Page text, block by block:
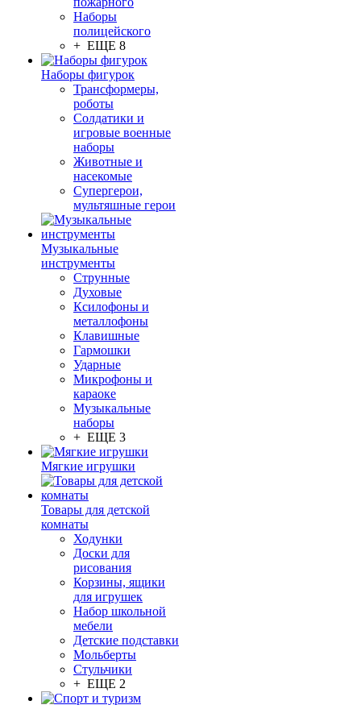
Наборы
полицейского
+ ЕЩЕ 8
Наборы фигурок
Трансформеры,
роботы
Солдатики и
игровые военные
наборы
Животные и
насекомые
Супергерои,
мультяшные герои
Музыкальные
инструменты
Струнные
Духовые
Ксилофоны и
металлофоны
Клавишные
Гармошки
Ударные
Микрофоны и
караоке
Музыкальные
наборы
+ ЕЩЕ 3
Мягкие игрушки
Товары для детской
комнаты
Ходунки
Доски для
рисования
Корзины, ящики
для игрушек
Набор школьной
мебели
Детские подставки
Мольберты
Стульчики
+ ЕЩЕ 2